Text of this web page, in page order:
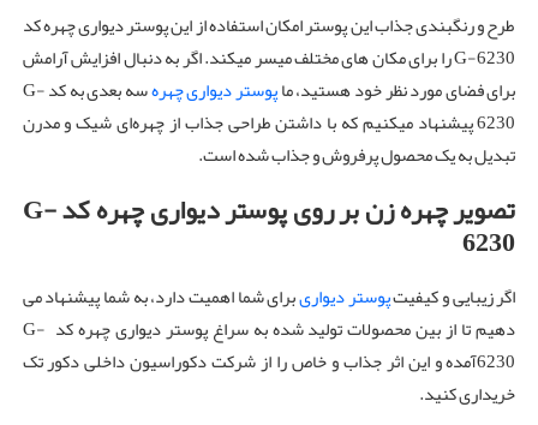
طرح و رنگبندی جذاب این پوستر امکان استفاده از این پوستر دیواری چهره کد
G-6230 را برای مکان های مختلف میسر میکند. اگر به دنبال افزایش آرامش
برای فضای مورد نظر خود هستید، ماپوستر دیواری چهره
سه بعدی به کد G-
6230 پیشنهاد میکنیم که با داشتن طراحی جذاب از چهره‌ای شیک و مدرن
تبدیل به یک محصول پرفروش و جذاب شده است.
تصویر چهره زن بر روی پوستر دیواری چهره کد G-
6230
اگر زیبایی و کیفیتپوستر دیواریبرای شما اهمیت دارد، به شما پیشنهاد می
دهیم تا از بین محصولات تولید شده به سراغ پوستر دیواری چهره کد G-
6230آمده و این اثر جذاب و خاص را از شرکت دکوراسیون داخلی دکور تک
خریداری کنید.